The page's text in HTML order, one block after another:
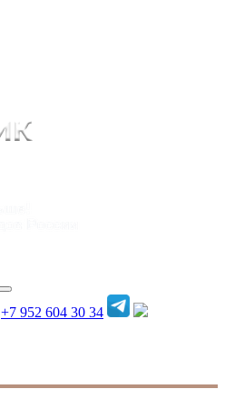
+7 952 604 30 34